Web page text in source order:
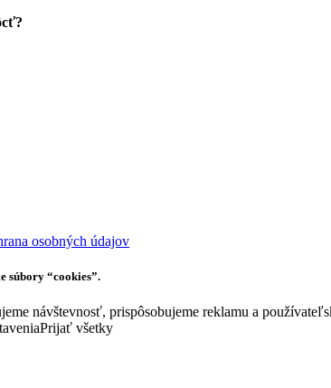
osobných údajov
súbory “cookies”.
návštevnosť, prispôsobujeme reklamu a
Prijať všetky